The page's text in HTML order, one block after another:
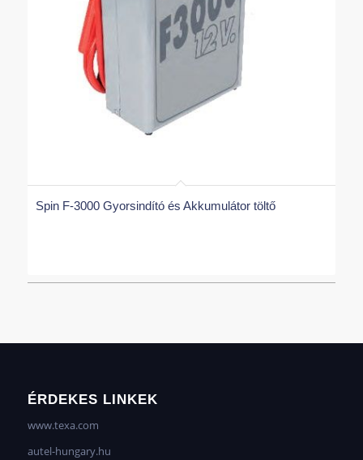
Spin F-3000 Gyorsindító és Akkumulátor töltő
ÉRDEKES LINKEK
www.texa.com
autel-hungary.hu